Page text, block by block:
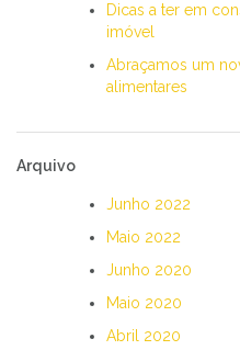
Dicas a ter em
imóvel
Abraçamos um
alimentares
Arquivo
Junho 2022
Maio 2022
Junho 2020
Maio 2020
Abril 2020